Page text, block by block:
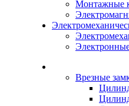
Монтажные
Врезные